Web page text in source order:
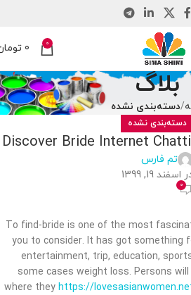
0
0
بلاگ
دسته‌بندی نشده
دسته‌بندی نشده
Discover Bride Internet
تم فارس
اسفند 19, 1399
0
To find-bride is one of the most
you to consider. It has got something
entertainment, trip, education,
some cases weight loss. Persons
where they https://